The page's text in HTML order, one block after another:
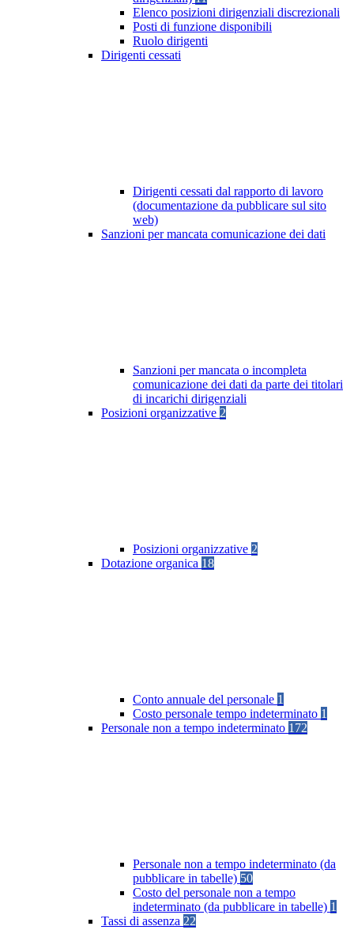
Elenco posizioni dirigenziali discrezionali
Posti di funzione disponibili
Ruolo dirigenti
Dirigenti cessati
Dirigenti cessati dal rapporto di lavoro
(documentazione da pubblicare sul sito
web)
Sanzioni per mancata comunicazione dei dati
Sanzioni per mancata o incompleta
comunicazione dei dati da parte dei titolari
di incarichi dirigenziali
Posizioni organizzative 2
Posizioni organizzative 2
Dotazione organica 18
Conto annuale del personale 1
Costo personale tempo indeterminato 1
Personale non a tempo indeterminato 172
Personale non a tempo indeterminato (da
pubblicare in tabelle) 50
Costo del personale non a tempo
indeterminato (da pubblicare in tabelle) 1
Tassi di assenza 22